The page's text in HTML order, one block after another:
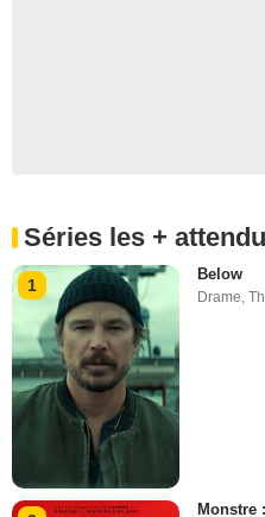
Séries les +
1
Below
Drame ,
Monstre